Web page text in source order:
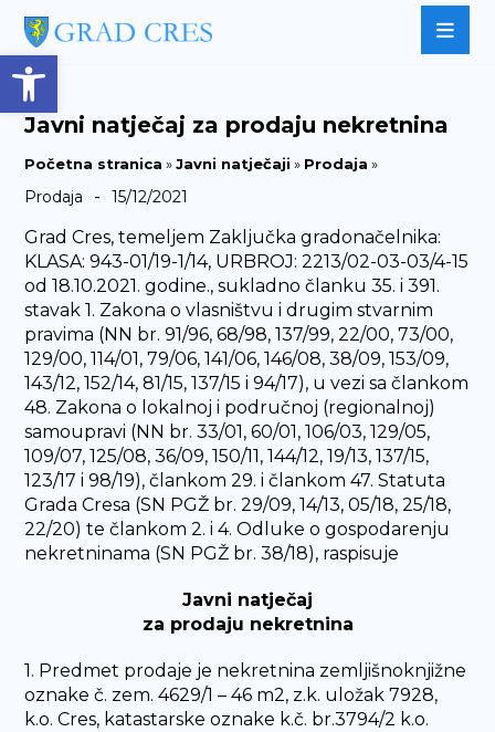
Open toolbar
Javni natječaj za prodaju nekretnina
Početna stranica »Javni natječaji » Prodaja »
Prodaja - 15/12/2021
Grad Cres, temeljem Zaključka gradonačelnika:
KLASA: 943-01/19-1/14, URBROJ: 2213/02-03-03/4-15
od 18.10.2021. godine., sukladno članku 35. i 391.
stavak 1. Zakona o vlasništvu i drugim stvarnim
pravima (NN br. 91/96, 68/98, 137/99, 22/00, 73/00,
129/00, 114/01, 79/06, 141/06, 146/08, 38/09, 153/09,
143/12, 152/14, 81/15, 137/15 i 94/17), u vezi sa člankom
48. Zakona o lokalnoj i područnoj (regionalnoj)
samoupravi (NN br. 33/01, 60/01, 106/03, 129/05,
109/07, 125/08, 36/09, 150/11, 144/12, 19/13, 137/15,
123/17 i 98/19), člankom 29. i člankom 47. Statuta
Grada Cresa (SN PGŽ br. 29/09, 14/13, 05/18, 25/18,
22/20) te člankom 2. i 4. Odluke o gospodarenju
nekretninama (SN PGŽ br. 38/18), raspisuje
Javni natječaj
za prodaju nekretnina
1. Predmet prodaje je nekretnina zemljišnoknjižne
oznake č. zem. 4629/1 – 46 m2, z.k. uložak 7928,
k.o. Cres, katastarske oznake k.č. br.3794/2 k.o.